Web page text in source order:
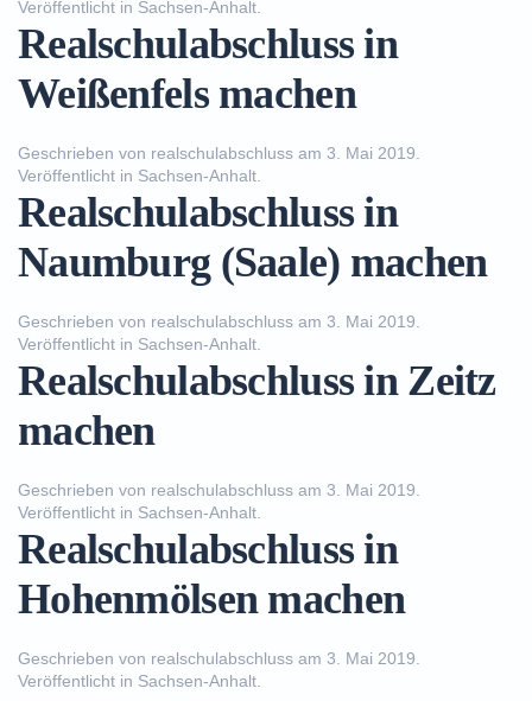
Veröffentlicht in Sachsen-Anhalt
Realschulabschluss in
Weißenfels machen
Geschrieben von realschulabschluss am 3. Mai 2019
Veröffentlicht in Sachsen-Anhalt
Realschulabschluss in
Naumburg (Saale) machen
Geschrieben von realschulabschluss am 3. Mai 2019
Veröffentlicht in Sachsen-Anhalt
Realschulabschluss in Zeitz
machen
Geschrieben von realschulabschluss am 3. Mai 2019
Veröffentlicht in Sachsen-Anhalt
Realschulabschluss in
Hohenmölsen machen
Geschrieben von realschulabschluss am 3. Mai 2019
Veröffentlicht in Sachsen-Anhalt